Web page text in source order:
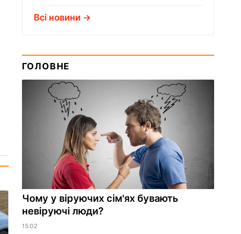
Всі новини
ГОЛОВНЕ
Чому у віруючих сім'ях бувають
невіруючі люди?
15:02